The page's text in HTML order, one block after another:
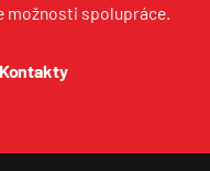
možnosti spolupráce.
Kontakty